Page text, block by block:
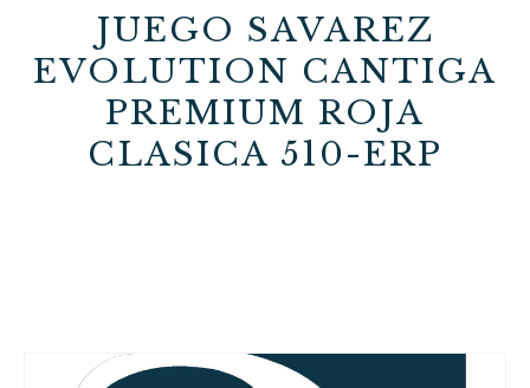
JUEGO SAVAREZ
EVOLUTION CANTIGA
PREMIUM ROJA
CLASICA 510-ERP